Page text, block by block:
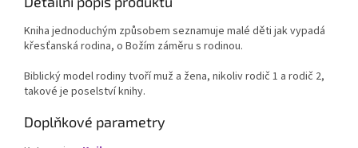
Kniha jednoduchým způsobem seznamuje malé děti jak vypadá
křesťanská rodina, o Božím záměru s rodinou.
Biblický model rodiny tvoří muž a žena, nikoliv rodič 1 a rodič 2,
takové je poselství knihy.
Doplňkové parametry